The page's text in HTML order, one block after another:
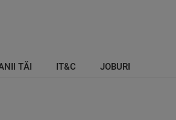
TĂI IT&C JOBURI